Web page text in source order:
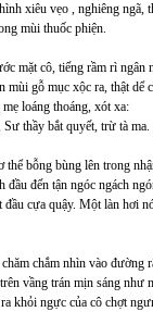
xiêu vẹo , nghiêng ngã,
mùi thuốc phiện.
mặt cô, tiếng rầm rì ngân
mùi gỗ mục xộc ra, thật dể
loáng thoáng, xót xa:
thầy bắt quyết, trừ tà ma.
thể bỗng bùng lên trong
đầu đến tận ngóc ngách
đầu cựa quậy. Một làn hơi
chắm nhìn vào đường
vầng trán mịn sáng như
khỏi ngực của cô chợt